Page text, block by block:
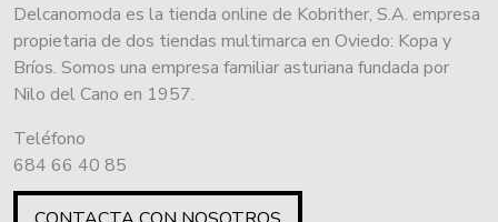
Delcanomoda es la tienda online de Kobrither, S.A. empresa
propietaria de dos tiendas multimarca en Oviedo: Kopa y
Bríos. Somos una empresa familiar asturiana fundada por
Nilo del Cano en 1957.
Teléfono
684 66 40 85